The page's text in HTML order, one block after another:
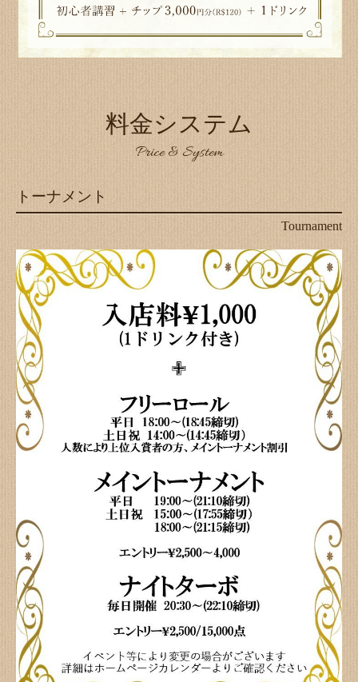
料金システム
Price & System
トーナメント
Tournament